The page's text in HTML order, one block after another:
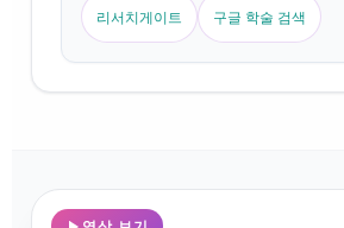
생식 내분비 패널, 갑상선 기능 분석,
이오마커 표준화를 전문으로 합니다.
리서치게이트 구글 학술 검색